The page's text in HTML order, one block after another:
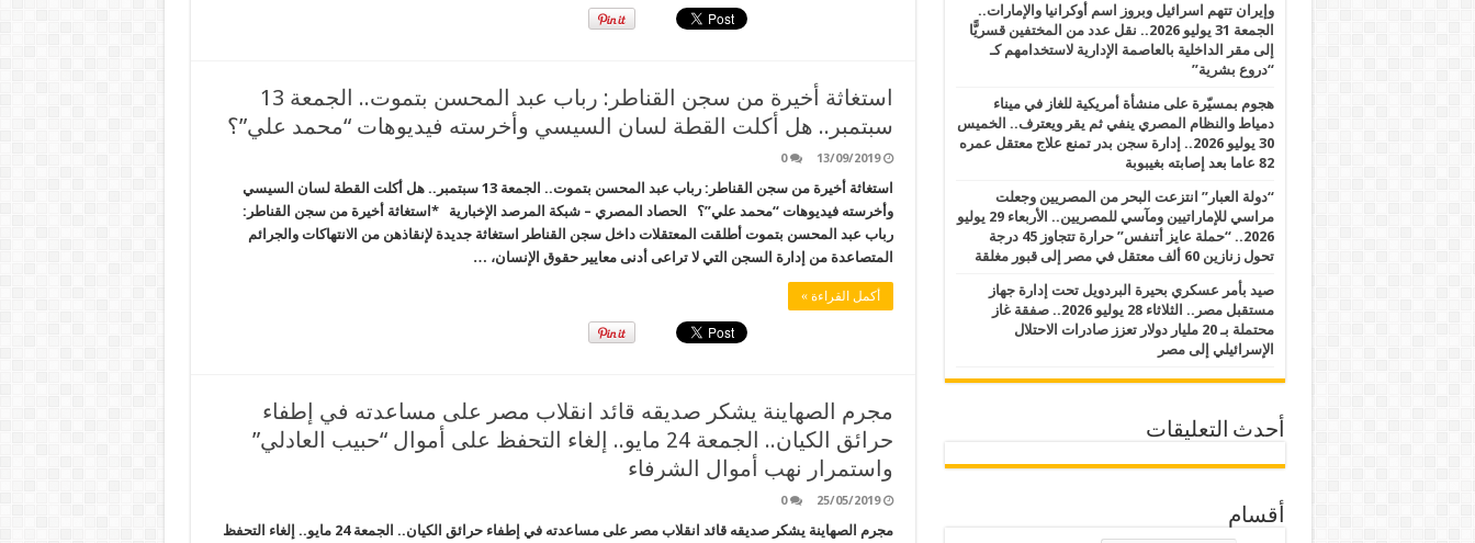
استغاثة أخيرة من سجن القناطر: رباب عبد المحسن بتموت.. الجمعة 13
سبتمبر.. هل أكلت القطة لسان السيسي وأخرسته فيديوهات “محمد علي”؟
13/09/2019
0
استغاثة أخيرة من سجن القناطر: رباب عبد المحسن بتموت.. الجمعة 13 سبتمبر.. هل أكلت القطة لسان السيسي
وأخرسته فيديوهات “محمد علي”؟ الحصاد المصري – شبكة المرصد الإخبارية *استغاثة أخيرة من سجن القناطر:
رباب عبد المحسن بتموت أطلقت المعتقلات داخل سجن القناطر استغاثة جديدة لإنقاذهن من الانتهاكات والجرائم
المتصاعدة من إدارة السجن التي لا تراعى أدنى معايير حقوق الإنسان، …
أكمل القراءة »
مجرم الصهاينة يشكر صديقه قائد انقلاب مصر على مساعدته في إطفاء
حرائق الكيان.. الجمعة 24 مايو.. إلغاء التحفظ على أموال “حبيب العادلي”
واستمرار نهب أموال الشرفاء
25/05/2019
0
مجرم الصهاينة يشكر صديقه قائد انقلاب مصر على مساعدته في إطفاء حرائق الكيان.. الجمعة 24 مايو.. إلغاء التحفظ
وإيران تتهم اسرائيل وبروز اسم أوكرانيا والإمارات..
الجمعة 31 يوليو 2026.. نقل عدد من المختفين قسريًّا
إلى مقر الداخلية بالعاصمة الإدارية لاستخدامهم كـ
“دروع بشرية”
هجوم بمسيّرة على منشأة أمريكية للغاز في ميناء
دمياط والنظام المصري ينفي ثم يقر ويعترف.. الخميس
30 يوليو 2026.. إدارة سجن بدر تمنع علاج معتقل عمره
82 عاما بعد إصابته بغيبوبة
“دولة العبار” انتزعت البحر من المصريين وجعلت
مراسي للإماراتيين ومآسي للمصريين.. الأربعاء 29 يوليو
2026.. “حملة عايز أتنفس” حرارة تتجاوز 45 درجة
تحول زنازين 60 ألف معتقل في مصر إلى قبور مغلقة
صيد بأمر عسكري بحيرة البردويل تحت إدارة جهاز
مستقبل مصر.. الثلاثاء 28 يوليو 2026.. صفقة غاز
محتملة بـ 20 مليار دولار تعزز صادرات الاحتلال
الإسرائيلي إلى مصر
أحدث التعليقات
أقسام